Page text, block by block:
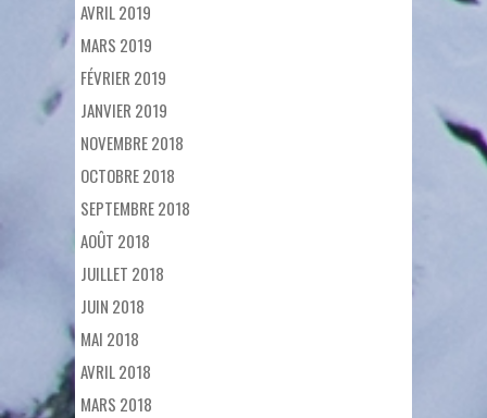
AVRIL 2019
MARS 2019
FÉVRIER 2019
JANVIER 2019
NOVEMBRE 2018
OCTOBRE 2018
SEPTEMBRE 2018
AOÛT 2018
JUILLET 2018
JUIN 2018
MAI 2018
AVRIL 2018
MARS 2018